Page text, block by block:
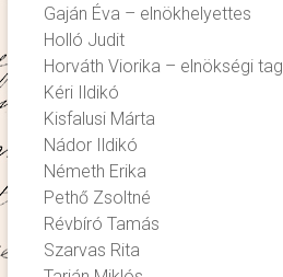
Gaján Éva – elnökhelyettes
Holló Judit
Horváth Viorika – elnökségi tag
Kéri Ildikó
Kisfalusi Márta
Nádor Ildikó
Németh Erika
Pethő Zsoltné
Révbíró Tamás
Szarvas Rita